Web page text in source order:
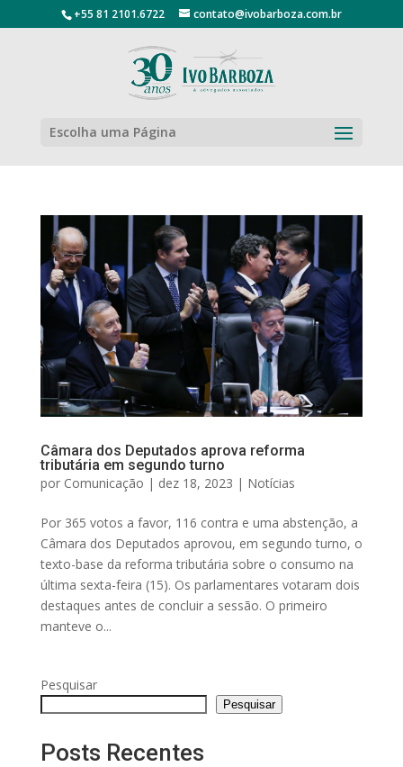
+55 81 2101.6722 contato@ivobarboza.com.br
Escolha uma Página
Câmara dos Deputados aprova reforma
tributária em segundo turno
por Comunicação | dez 18, 2023 | Notícias
Por 365 votos a favor, 116 contra e uma abstenção, a
Câmara dos Deputados aprovou, em segundo turno, o
texto-base da reforma tributária sobre o consumo na
última sexta-feira (15). Os parlamentares votaram dois
destaques antes de concluir a sessão. O primeiro
manteve o...
Pesquisar
Pesquisar
Posts Recentes